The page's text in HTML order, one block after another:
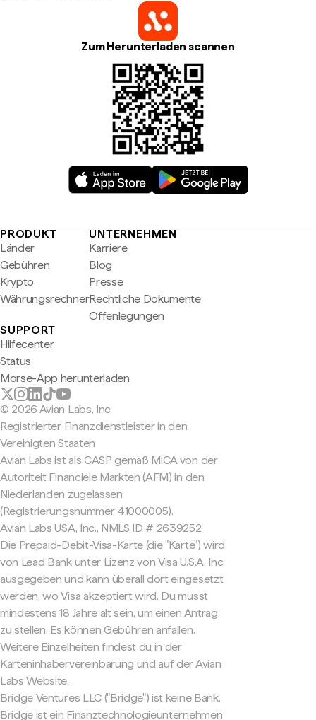
Zum Herunterladen scannen
PRODUKT
Länder
Gebühren
Krypto
Währungsrechner
UNTERNEHMEN
Karriere
Blog
Presse
Rechtliche Dokumente
Offenlegungen
SUPPORT
Hilfecenter
Status
Morse-App herunterladen
© 2026 Avian Labs, Inc
Registrierter Finanzdienstleister in den
Vereinigten Staaten
Avian Labs ist als CASP gemäß MiCA von der
Autoriteit Financiële Markten (AFM) in den
Niederlanden zugelassen
(Registrierungsnummer 41000005).
Avian Labs USA, Inc., NMLS ID # 2639252
Die Prepaid-Debit-Visa-Karte (die "Karte") wird
von Lead Bank unter Lizenz von Visa U.S.A. Inc.
ausgegeben und kann überall dort eingesetzt
werden, wo Visa akzeptiert wird. Du musst
mindestens 18 Jahre alt sein, um einen Antrag
zu stellen. Es können Gebühren anfallen.
Weitere Einzelheiten findest du in der
Karteninhabervereinbarung und auf der Avian
Labs Website.
Bridge Ventures LLC ("Bridge") ist keine Bank.
Bridge ist ein Finanztechnologieunternehmen